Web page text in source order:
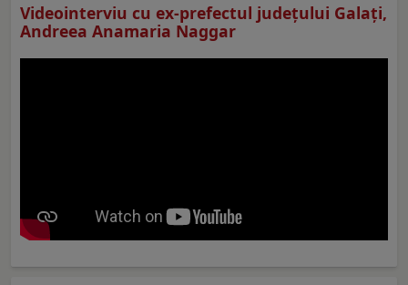
Videointerviu cu ex-prefectul judeţului Galaţi,
Andreea Anamaria Naggar